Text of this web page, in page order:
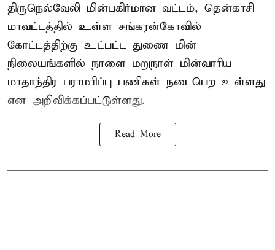
திருநெல்வேலி மின்பகிர்மான வட்டம், தென்காசி
மாவட்டத்தில் உள்ள சங்கரன்கோவில்
கோட்டத்திற்கு உட்பட்ட துணை மின்
நிலையங்களில் நாளை மறுநாள் மின்வாரிய
மாதாந்திர பராமரிப்பு பணிகள் நடைபெற உள்ளது
என அறிவிக்கப்பட்டுள்ளது.
Read More